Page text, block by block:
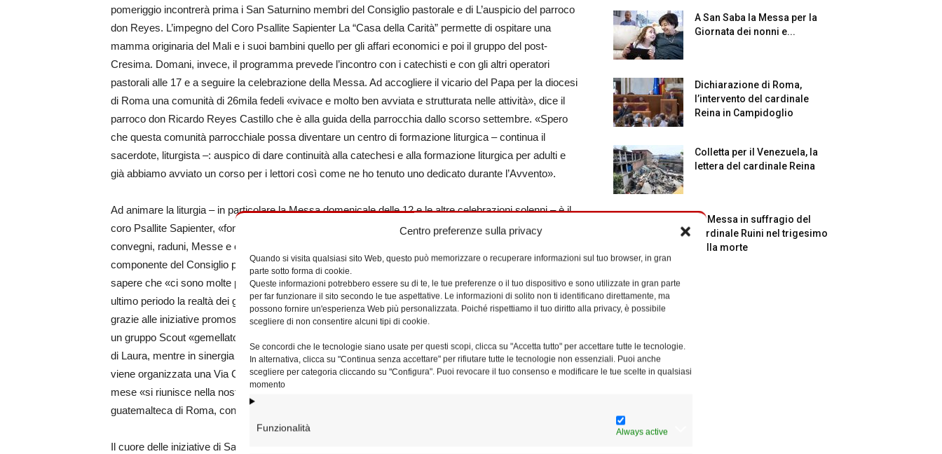
Centro preferenze sulla privacy
Quando si visita qualsiasi sito Web, questo può memorizzare o recuperare informazioni sul tuo browser, in gran
parte sotto forma di cookie.
Queste informazioni potrebbero essere su di te, le tue preferenze o il tuo dispositivo e sono utilizzate in gran parte
per far funzionare il sito secondo le tue aspettative. Le informazioni di solito non ti identificano direttamente, ma
possono fornire un'esperienza Web più personalizzata. Poiché rispettiamo il tuo diritto alla privacy, è possibile
scegliere di non consentire alcuni tipi di cookie.
Se concordi che le tecnologie siano usate per questi scopi, clicca su "Accetta tutto" per accettare tutte le tecnologie.
In alternativa, clicca su "Continua senza accettare" per rifiutare tutte le tecnologie non essenziali. Puoi anche
scegliere per categoria cliccando su "Configura". Puoi revocare il tuo consenso e modificare le tue scelte in qualsiasi
momento
Funzionalità Always active
pomeriggio incontrerà prima i San Saturnino membri del Consiglio pastorale e di L’auspicio del parroco
don Reyes. L’impegno del Coro Psallite Sapienter La “Casa della Carità” permette di ospitare una
mamma originaria del Mali e i suoi bambini quello per gli affari economici e poi il gruppo del post-
Cresima. Domani, invece, il programma prevede l’incontro con i catechisti e con gli altri operatori
pastorali alle 17 e a seguire la celebrazione della Messa. Ad accogliere il vicario del Papa per la diocesi
di Roma una comunità di 26mila fedeli «vivace e molto ben avviata e strutturata nelle attività», dice il
parroco don Ricardo Reyes Castillo che è alla guida della parrocchia dallo scorso settembre. «Spero
che questa comunità parrocchiale possa diventare un centro di formazione liturgica – continua il
sacerdote, liturgista –: auspico di dare continuità alla catechesi e alla formazione liturgica per adulti e
già abbiamo avviato un corso per i lettori così come ne ho tenuto uno dedicato durante l’Avvento».
Ad animare la liturgia – in particolare la Messa domenicale delle 12 e le altre celebrazioni solenni – è il
coro Psallite Sapienter, «fondato nel 1975 e che nella sua lunga storia ha partecipato a numerosi
convegni, raduni, Messe e concerti sia in Vaticano sia a livello diocesano», riferisce Laura,
componente del Consiglio pastorale. Presentando la comunità di San Saturnino, la parrocchiana fa
sapere che «ci sono molte persone adulte e anziane ma si sta risvegliando prepotentemente in questo
ultimo periodo la realtà dei giovani, a partire dal gruppo del post-Cresima e anche degli universitari,
grazie alle iniziative promosse dal viceparroco don Roberto Buattini». Afferisce alla parrocchia inoltre
un gruppo Scout «gemellato con quello della vicina parrocchia di Sant’Agnese», sono ancora le parole
di Laura, mentre in sinergia con un’altra parrocchia vicina, quella di Sant’Emerenziana, «in Quaresima
viene organizzata una Via Crucis tra le due comunità», aggiunge. Ancora, la terza domenica di ogni
mese «si riunisce nella nostra chiesa per la celebrazione della Messa delle 12 la comunità
guatemalteca di Roma, con cui si condivide poi un pranzo comunitario nel teatro parrocchiale».
Il cuore delle iniziative di San Saturnino, però, è legato al gruppo Caritas che «da 13 anni si dedica a
A San Saba la Messa per la
Giornata dei nonni e...
Dichiarazione di Roma,
l’intervento del cardinale
Reina in Campidoglio
Colletta per il Venezuela, la
lettera del cardinale Reina
La Messa in suffragio del
cardinale Ruini nel trigesimo
della morte